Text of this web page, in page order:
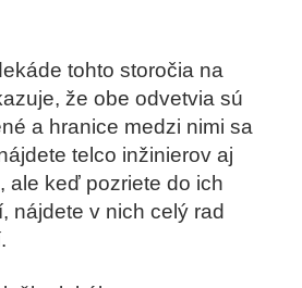
tohto storočia na
že obe odvetvia sú
a hranice medzi nimi sa
telco inžinierov aj
ale keď pozriete do ich
nájdete v nich celý rad